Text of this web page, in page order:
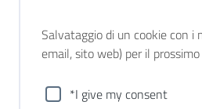
Salvataggio di un cookie con i
email, sito web) per il
*I give my consent